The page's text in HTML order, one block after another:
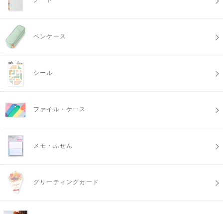
ペンケース
シール
ファイル・ケース
メモ・ふせん
グリーティングカード